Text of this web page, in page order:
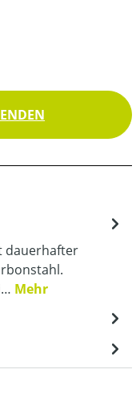
dauerhafter
Mehr